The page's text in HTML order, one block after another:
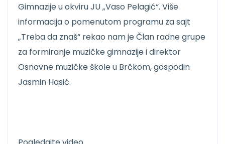
Gimnazije u okviru JU „Vaso Pelagić“. Više
informacija o pomenutom programu za sajt
„Treba da znaš“ rekao nam je Član radne grupe
za formiranje muzičke gimnazije i direktor
Osnovne muzičke škole u Brčkom, gospodin
Jasmin Hasić.